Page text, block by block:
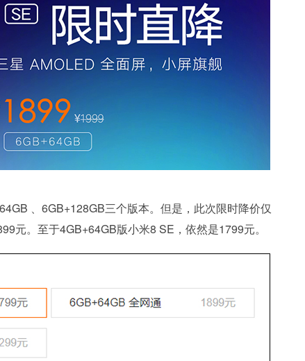
、6GB+128GB三个版本。但是，此次限时降价仅
元。至于4GB+64GB版小米8 SE，依然是1799元。